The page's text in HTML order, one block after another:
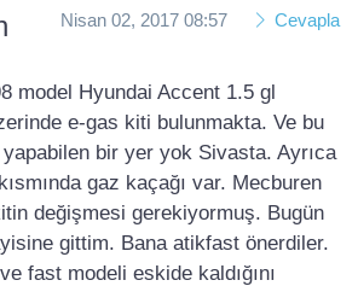
Nisan 02, 2017 08:57 Cevapla
model Hyundai Accent 1.5 gl
e-gas kiti bulunmakta. Ve bu
bir yer yok Sivasta. Ayrıca
gaz kaçağı var. Mecburen
değişmesi gerekiyormuş. Bugün
gittim. Bana atikfast önerdiler.
fast modeli eskide kaldığını